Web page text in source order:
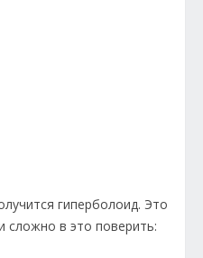
гиперболоид. Это
сложно в это поверить: